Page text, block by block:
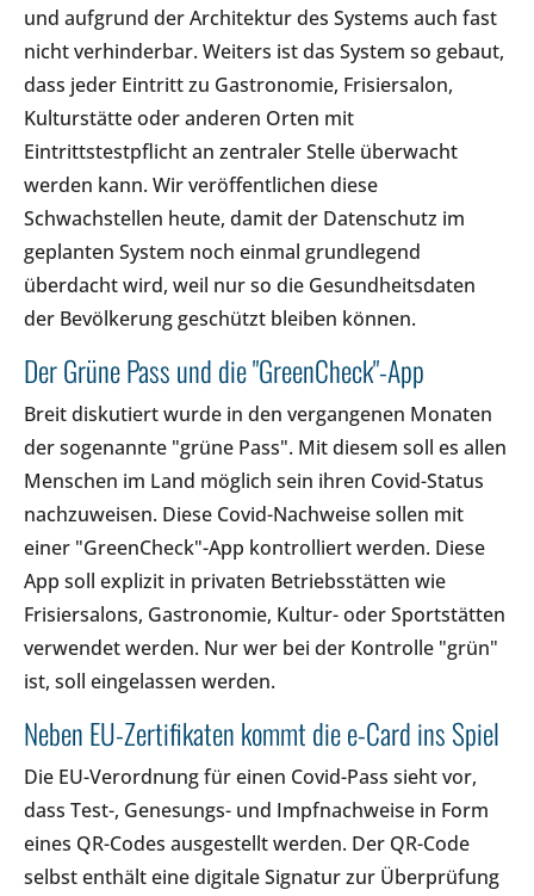
und aufgrund der Architektur des Systems auch fast
nicht verhinderbar. Weiters ist das System so gebaut,
dass jeder Eintritt zu Gastronomie, Frisiersalon,
Kulturstätte oder anderen Orten mit
Eintrittstestpflicht an zentraler Stelle überwacht
werden kann. Wir veröffentlichen diese
Schwachstellen heute, damit der Datenschutz im
geplanten System noch einmal grundlegend
überdacht wird, weil nur so die Gesundheitsdaten
der Bevölkerung geschützt bleiben können.
Der Grüne Pass und die "GreenCheck"-App
Breit diskutiert wurde in den vergangenen Monaten
der sogenannte "grüne Pass". Mit diesem soll es allen
Menschen im Land möglich sein ihren Covid-Status
nachzuweisen. Diese Covid-Nachweise sollen mit
einer "GreenCheck"-App kontrolliert werden. Diese
App soll explizit in privaten Betriebsstätten wie
Frisiersalons, Gastronomie, Kultur- oder Sportstätten
verwendet werden. Nur wer bei der Kontrolle "grün"
ist, soll eingelassen werden.
Neben EU-Zertifikaten kommt die e-Card ins Spiel
Die EU-Verordnung für einen Covid-Pass sieht vor,
dass Test-, Genesungs- und Impfnachweise in Form
eines QR-Codes ausgestellt werden. Der QR-Code
selbst enthält eine digitale Signatur zur Überprüfung